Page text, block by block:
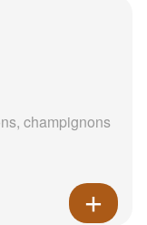
champignons